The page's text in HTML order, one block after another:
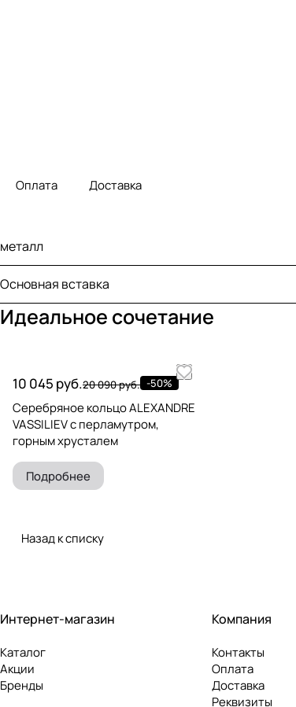
Оплата Доставка
металл
Основная вставка
Идеальное сочетание
10 045 руб.20 090 руб. -50%
Серебряное кольцо ALEXANDRE
VASSILIEV с перламутром,
горным хрусталем
Подробнее
Назад к списку
Интернет-магазин
Каталог
Акции
Бренды
Компания
Контакты
Оплата
Доставка
Реквизиты